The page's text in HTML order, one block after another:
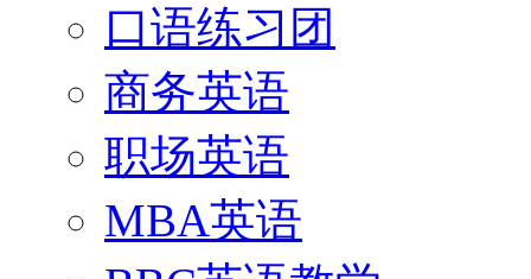
口语练习团
商务英语
职场英语
MBA英语